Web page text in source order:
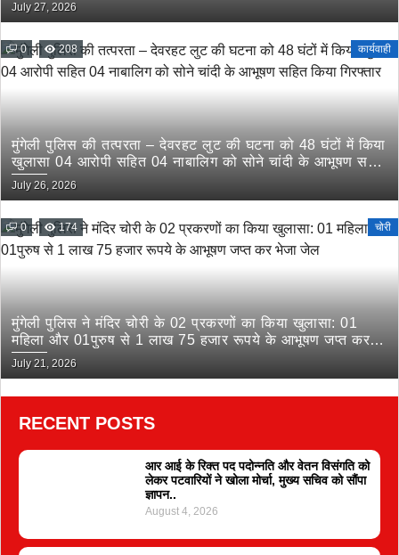
July 27, 2026
0 208 कार्यवाही
मुंगेली पुलिस की तत्परता – देवरहट लुट की घटना को 48 घंटों में किया
खुलासा 04 आरोपी सहित 04 नाबालिग को सोने चांदी के आभूषण सहित
किया गिरफ्तार
July 26, 2026
0 174 चोरी
मुंगेली पुलिस ने मंदिर चोरी के 02 प्रकरणों का किया खुलासा: 01
महिला और 01पुरुष से 1 लाख 75 हजार रूपये के आभूषण जप्त कर
भेजा जेल
July 21, 2026
RECENT POSTS
आर आई के रिक्त पद पदोन्नति और वेतन विसंगति को
लेकर पटवारियों ने खोला मोर्चा, मुख्य सचिव को सौंपा
ज्ञापन..
August 4, 2026